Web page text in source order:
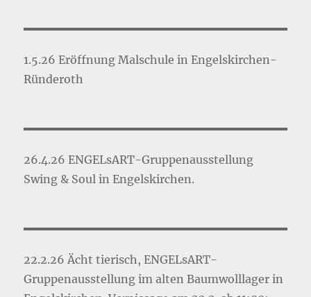
1.5.26 Eröffnung Malschule in Engelskirchen-
Ründeroth
26.4.26 ENGELsART-Gruppenausstellung
Swing & Soul in Engelskirchen.
22.2.26 Ächt tierisch, ENGELsART-
Gruppenausstellung im alten Baumwolllager in